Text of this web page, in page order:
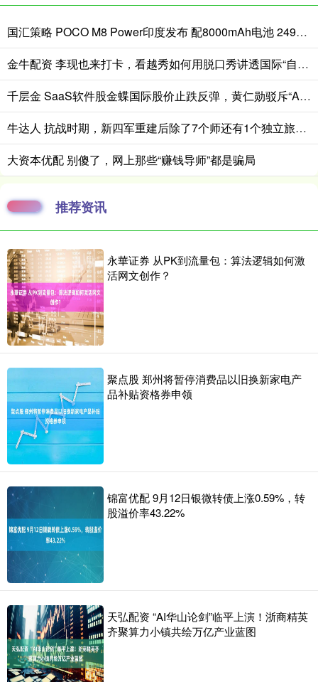
国汇策略 POCO M8 Power印度发布 配8000mAh电池 24999卢比起
金牛配资 李现也来打卡，看越秀如何用脱口秀讲透国际“自然城市”的生态故事
千层金 SaaS软件股金蝶国际股价止跌反弹，黄仁勋驳斥“AI替代软件论”
牛达人 抗战时期，新四军重建后除了7个师还有1个独立旅，旅长是谁？
大资本优配 别傻了，网上那些“赚钱导师”都是骗局
推荐资讯
永華证券 从PK到流量包：算法逻辑如何激
活网文创作？
聚点股 郑州将暂停消费品以旧换新家电产
品补贴资格券申领
锦富优配 9月12日银微转债上涨0.59%，转
股溢价率43.22%
天弘配资 “AI华山论剑”临平上演！浙商精英
齐聚算力小镇共绘万亿产业蓝图